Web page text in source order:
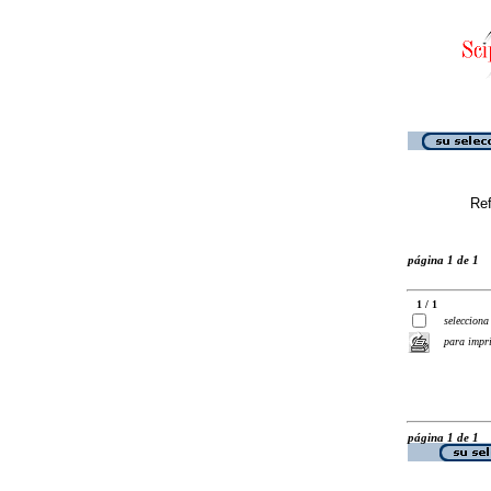
página 1 de 1
1 / 1
selecciona
para
página 1 de 1